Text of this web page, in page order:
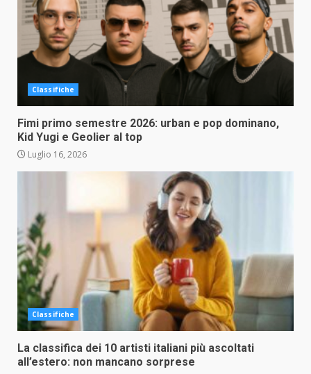
Classifiche
Fimi primo semestre 2026: urban e pop dominano,
Kid Yugi e Geolier al top
Luglio 16, 2026
Classifiche
La classifica dei 10 artisti italiani più ascoltati
all’estero: non mancano sorprese